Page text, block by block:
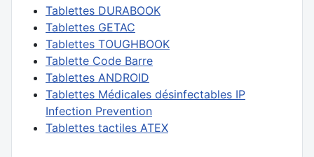
Tablettes DURABOOK
Tablettes GETAC
Tablettes TOUGHBOOK
Tablette Code Barre
Tablettes ANDROID
Tablettes Médicales désinfectables IP
Infection Prevention
Tablettes tactiles ATEX